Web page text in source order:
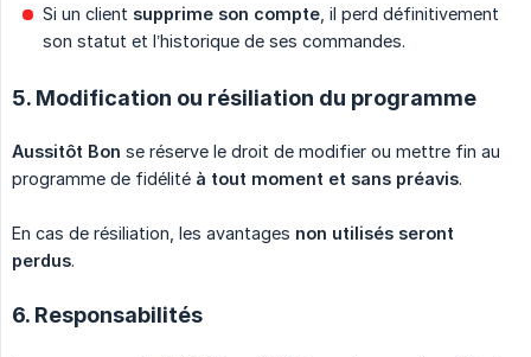
Si un client supprime son compte , il perd définitivement
son statut et l’historique de ses commandes.
5. Modification ou résiliation du programme
Aussitôt Bon se réserve le droit de modifier ou mettre fin au
programme de fidélité à tout moment et sans préavis.
En cas de résiliation, les avantages non utilisés seront
perdus.
6. Responsabilités